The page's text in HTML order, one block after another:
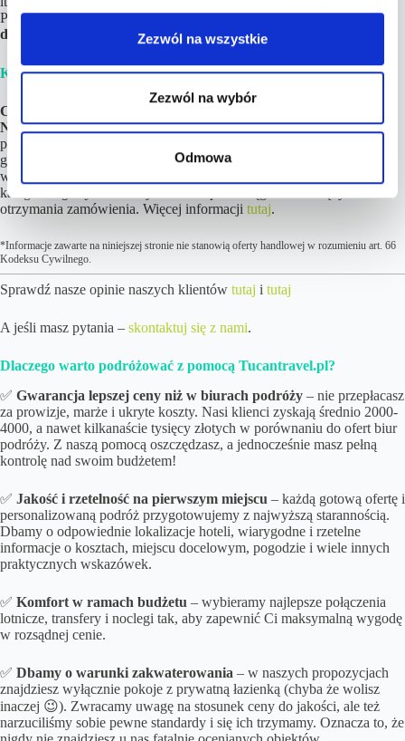
Zezwól na wszystkie
Zezwól na wybór
Odmowa
Podróży. Jeśli tylko chcesz,noclegi możesz zapłacić nawet do kilku
dni przed wylotem!
Krok 4.Ciesz się z nadchodzących wakacji! 😉
Cena podróży wzrosła więcej niż 10% od wskazanej w ofercie?
Nic nie tracisz!W pierwszej kolejności i tak Cię o tym
poinformujemy. Możesz też zwrócić się z prośbą o zwrot w ciągu 24
godzin od otrzymania szczegółów z linkami do rezerwacji lub
wykorzystać możliwość bezpłatnego wyboru dowolnej oferty z
kategorii
otrzymania zamówienia. Więcej informacji tutaj.
*Informacje zawarte na niniejszej stronie nie stanowią oferty handlowej w rozumieniu art. 66
Kodeksu Cywilnego.
Sprawdź nasze opinie naszych klientów tutaj i tutaj
A jeśli masz pytania – skontaktuj się z nami.
Dlaczego warto podróżować z pomocą Tucantravel.pl?
✅ Gwarancja lepszej ceny niż w biurach podróży – nie przepłacasz
za prowizje, marże i ukryte koszty. Nasi klienci zyskają średnio 2000-
4000, a nawet kilkanaście tysięcy złotych w porównaniu do ofert biur
podróży. Z naszą pomocą oszczędzasz, a jednocześnie masz pełną
kontrolę nad swoim budżetem!
✅ Jakość i rzetelność na pierwszym miejscu – każdą gotową ofertę i
personalizowaną podróż przygotowujemy z najwyższą starannością.
Dbamy o odpowiednie lokalizacje hoteli, wiarygodne i rzetelne
informacje o kosztach, miejscu docelowym, pogodzie i wiele innych
praktycznych wskazówek.
✅ Komfort w ramach budżetu – wybieramy najlepsze połączenia
lotnicze, transfery i noclegi tak, aby zapewnić Ci maksymalną wygodę
w rozsądnej cenie.
✅ Dbamy o warunki zakwaterowania – w naszych propozycjach
znajdziesz wyłącznie pokoje z prywatną łazienką (chyba że wolisz
inaczej 😉). Zwracamy uwagę na stosunek ceny do jakości, ale też
narzuciliśmy sobie pewne standardy i się ich trzymamy. Oznacza to, że